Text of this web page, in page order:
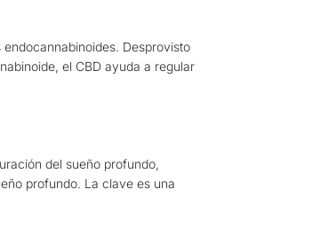
Desprovisto
el CBD ayuda a regular
del sueño profundo,
profundo. La clave es una